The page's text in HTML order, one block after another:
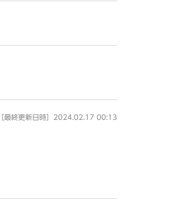
［最終更新日時］2024.02.17 00:13